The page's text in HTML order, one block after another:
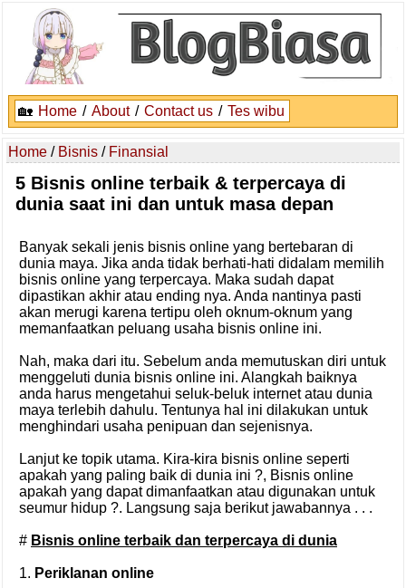
🏡 Home / About / Contact us / Tes wibu
Home / Bisnis / Finansial
5 Bisnis online terbaik & terpercaya di
dunia saat ini dan untuk masa depan
Banyak sekali jenis bisnis online yang bertebaran di
dunia maya. Jika anda tidak berhati-hati didalam memilih
bisnis online yang terpercaya. Maka sudah dapat
dipastikan akhir atau ending nya. Anda nantinya pasti
akan merugi karena tertipu oleh oknum-oknum yang
memanfaatkan peluang usaha bisnis online ini.
Nah, maka dari itu. Sebelum anda memutuskan diri untuk
menggeluti dunia bisnis online ini. Alangkah baiknya
anda harus mengetahui seluk-beluk internet atau dunia
maya terlebih dahulu. Tentunya hal ini dilakukan untuk
menghindari usaha penipuan dan sejenisnya.
Lanjut ke topik utama. Kira-kira bisnis online seperti
apakah yang paling baik di dunia ini ?, Bisnis online
apakah yang dapat dimanfaatkan atau digunakan untuk
seumur hidup ?. Langsung saja berikut jawabannya . . .
# Bisnis online terbaik dan terpercaya di dunia
1. Periklanan online